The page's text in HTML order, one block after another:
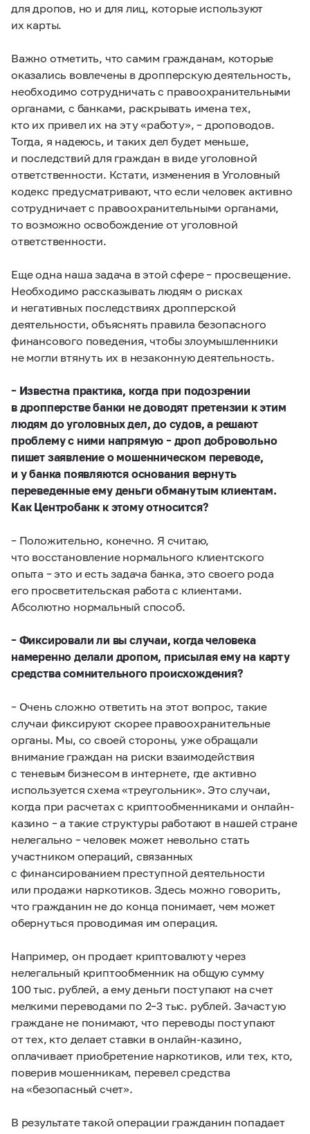
для дропов, но и для лиц, которые используют
их карты.
Важно отметить, что самим гражданам, которые
оказались вовлечены в дропперскую деятельность,
необходимо сотрудничать с правоохранительными
органами, с банками, раскрывать имена тех,
кто их привел их на эту «работу», – дроповодов.
Тогда, я надеюсь, и таких дел будет меньше,
и последствий для граждан в виде уголовной
ответственности. Кстати, изменения в Уголовный
кодекс предусматривают, что если человек активно
сотрудничает с правоохранительными органами,
то возможно освобождение от уголовной
ответственности.
Еще одна наша задача в этой сфере – просвещение.
Необходимо рассказывать людям о рисках
и негативных последствиях дропперской
деятельности, объяснять правила безопасного
финансового поведения, чтобы злоумышленники
не могли втянуть их в незаконную деятельность.
– Известна практика, когда при подозрении
в дропперстве банки не доводят претензии к этим
людям до уголовных дел, до судов, а решают
проблему с ними напрямую – дроп добровольно
пишет заявление о мошенническом переводе,
и у банка появляются основания вернуть
переведенные ему деньги обманутым клиентам.
Как Центробанк к этому относится?
– Положительно, конечно. Я считаю,
что восстановление нормального клиентского
опыта – это и есть задача банка, это своего рода
его просветительская работа с клиентами.
Абсолютно нормальный способ.
– Фиксировали ли вы случаи, когда человека
намеренно делали дропом, присылая ему на карту
средства сомнительного происхождения?
– Очень сложно ответить на этот вопрос, такие
случаи фиксируют скорее правоохранительные
органы. Мы, со своей стороны, уже обращали
внимание граждан на риски взаимодействия
с теневым бизнесом в интернете, где активно
используется схема «треугольник». Это случаи,
когда при расчетах с криптообменниками и онлайн-
казино – а такие структуры работают в нашей стране
нелегально – человек может невольно стать
участником операций, связанных
с финансированием преступной деятельности
или продажи наркотиков. Здесь можно говорить,
что гражданин не до конца понимает, чем может
обернуться проводимая им операция.
Например, он продает криптовалюту через
нелегальный криптообменник на общую сумму
100 тыс. рублей, а ему деньги поступают на счет
мелкими переводами по 2–3 тыс. рублей. Зачастую
граждане не понимают, что переводы поступают
от тех, кто делает ставки в онлайн-казино,
оплачивает приобретение наркотиков, или тех, кто,
поверив мошенникам, перевел средства
на «безопасный счет».
В результате такой операции гражданин попадает